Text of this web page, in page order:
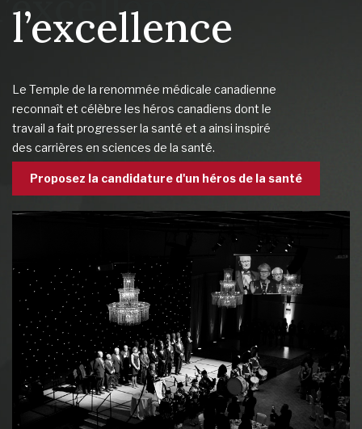
l’excellence
Le Temple de la renommée médicale canadienne
reconnaît et célèbre les héros canadiens dont le
travail a fait progresser la santé et a ainsi inspiré
des carrières en sciences de la santé.
Proposez la candidature d'un héros de la santé